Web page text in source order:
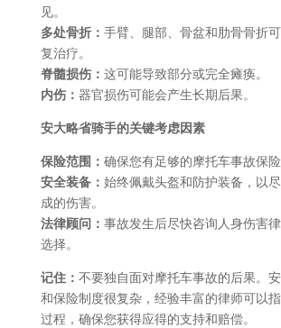
见。
多处骨折： 手臂、腿部、骨盆和肋骨骨折
复治疗。
脊髓损伤： 这可能导致部分或完全瘫痪。
内伤： 器官损伤可能会产生长期后果。
安大略省骑手的关键考虑因素
保险范围： 确保您有足够的摩托车事故保险
安全装备： 始终佩戴头盔和防护装备，以
成的伤害。
法律顾问： 事故发生后尽快咨询人身伤害
选择。
记住： 不要独自面对摩托车事故的后果。
和保险制度很复杂，经验丰富的律师可以
过程，确保您获得应得的支持和赔偿。